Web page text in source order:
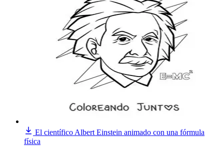
El científico Albert Einstein animado con una fórmula
física